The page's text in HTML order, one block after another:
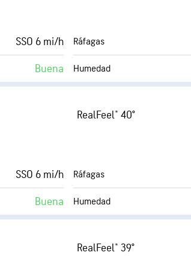
SSO 6 mi/h
Buena
Ráfagas
Humedad
Nubosidad
Visibilidad
RealFeel® 40°
SSO 6 mi/h
Buena
Ráfagas
Humedad
Nubosidad
Visibilidad
RealFeel® 39°